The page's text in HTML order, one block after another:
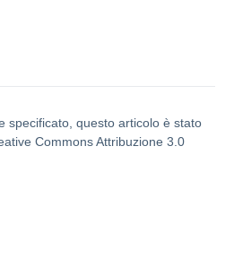
specificato, questo articolo è stato
Commons Attribuzione 3.0